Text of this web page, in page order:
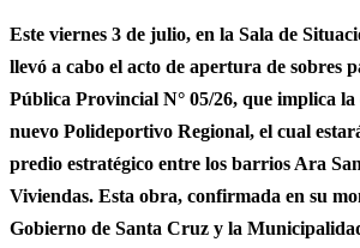
Este viernes 3 de julio, en la Sala de
llevó a cabo el acto de apertura de sobres
Pública Provincial N° 05/26, que implica
nuevo Polideportivo Regional, el cual
predio estratégico entre los barrios Ara
Viviendas. Esta obra, confirmada en su
Gobierno de Santa Cruz y la